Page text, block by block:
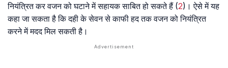
नियंत्रित कर वजन को घटाने में सहायक साबित हो सकते हैं (2)। ऐसे में यह
कहा जा सकता है कि दही के सेवन से काफी हद तक वजन को नियंत्रित
करने में मदद मिल सकती है।